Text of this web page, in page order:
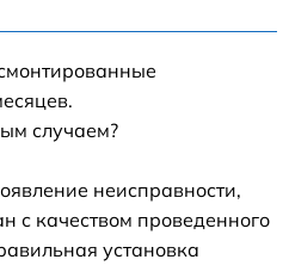
случаем?
неисправности,
с качеством проведенного
установка